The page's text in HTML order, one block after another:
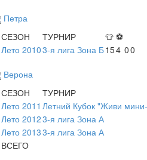
Петра
СЕЗОН
ТУРНИР 👕 ⚽
Лето 20103-я лига Зона Б154 00
Верона
СЕЗОН
ТУРНИР
Лето 2011 Летний Кубок "Живи
Лето 20123-я лига Зона А
Лето 20133-я лига Зона А
ВСЕГО